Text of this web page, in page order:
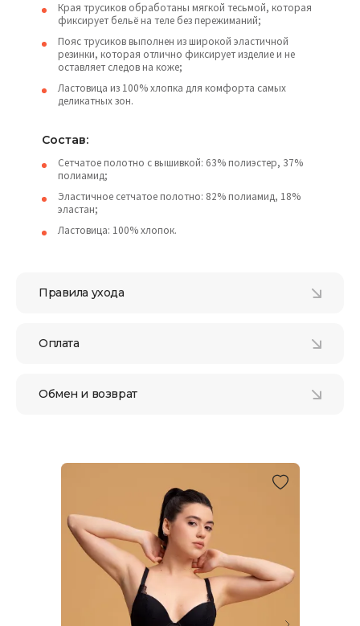
Края трусиков обработаны мягкой тесьмой, которая
фиксирует бельё на теле без пережиманий;
Пояс трусиков выполнен из широкой эластичной
резинки, которая отлично фиксирует изделие и не
оставляет следов на коже;
Ластовица из 100% хлопка для комфорта самых
деликатных зон.
Состав:
Сетчатое полотно с вышивкой: 63% полиэстер, 37%
полиамид;
Эластичное сетчатое полотно: 82% полиамид, 18%
эластан;
Ластовица: 100% хлопок.
Правила ухода
Оплата
Обмен и возврат